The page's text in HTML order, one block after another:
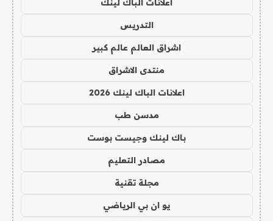
التدريس
اشراق العالم عالم كبير
منتدى الاشراق
اعلانات الباك لينك 2026
مدسن طب
باك لينك وجيست بوست
مصادر التعليم
مجلة تقنية
يو ان بي الرياضي